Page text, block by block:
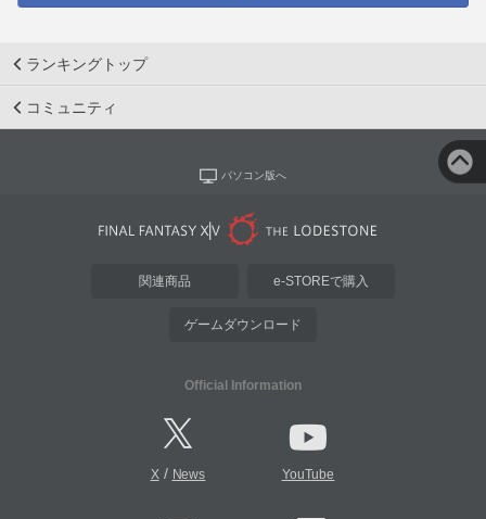
ランキングトップ
コミュニティ
パソコン版へ
関連商品 e-STOREで購入
ゲームダウンロード
Official Information
X/ News YouTube